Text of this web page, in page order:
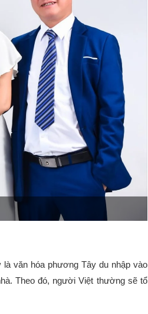
văn hóa phương Tây du nhập vào
Theo đó, người Việt thường sẽ tổ